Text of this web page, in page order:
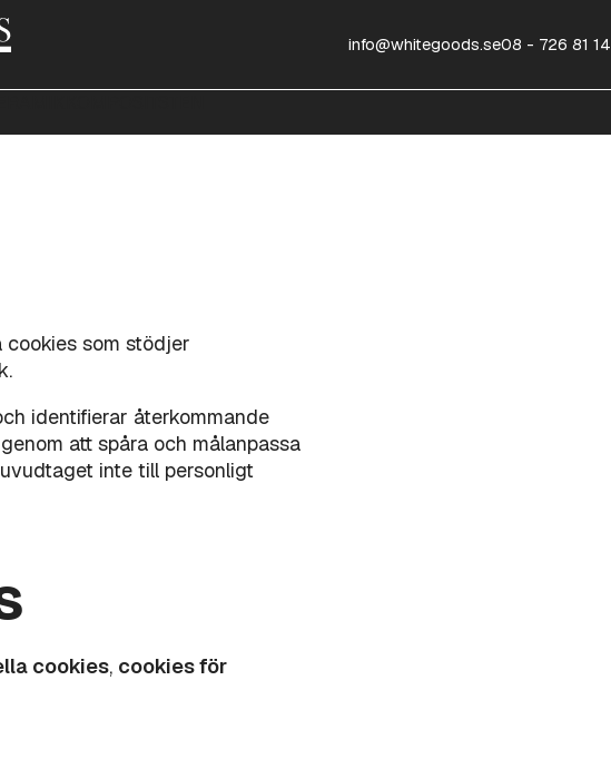
info@whitegoods.se08 - 726 81 14
som stödjer
identifierar återkommande
att spåra och målanpassa
inte till personligt
cookies, cookies för